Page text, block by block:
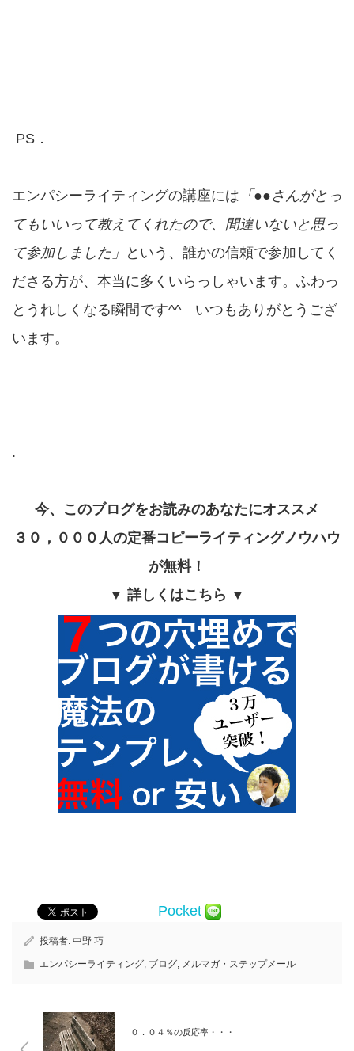
PS．
エンパシーライティングの講座には 「●●さんがとっ
てもいいって教えてくれたので、間違いないと思っ
て参加しました」 という、誰かの信頼で参加してく
ださる方が、本当に多くいらっしゃいます。ふわっ
とうれしくなる瞬間です^^ いつもありがとうござ
います。
.
今、このブログをお読みのあなたにオススメ
３０，０００人の定番コピーライティングノウハウ
が無料！
▼ 詳しくはこちら ▼
Pocket
投稿者: 中野 巧
エンパシーライティング, ブログ, メルマガ・ステップメール
０．０４％の反応率・・・